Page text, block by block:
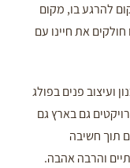
להרגע בו, מקום
את חיינו עם
ועיצוב פנים בפולג
גם בארץ גם
תוך חשיבה
והרבה אהבה.